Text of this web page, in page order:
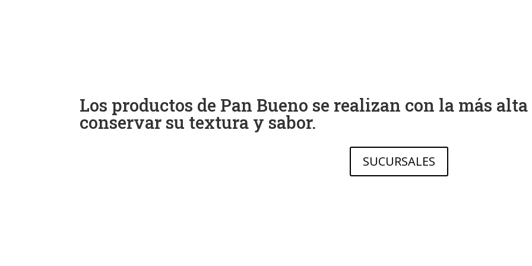
Los productos de Pan Bueno se realizan con la más
conservar su textura y sabor.
SUCURSALES